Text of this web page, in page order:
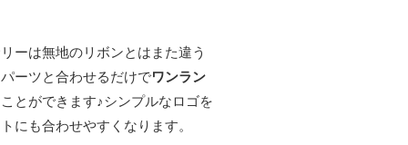
ーは無地のリボンとはまた違う
ーツと合わせるだけでワンラン
とができます♪シンプルなロゴを
にも合わせやすくなります。